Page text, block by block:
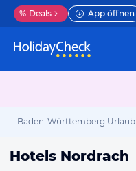
% Deals App öffnen
Baden-Württemberg Urlaub
Hotels Nordrach